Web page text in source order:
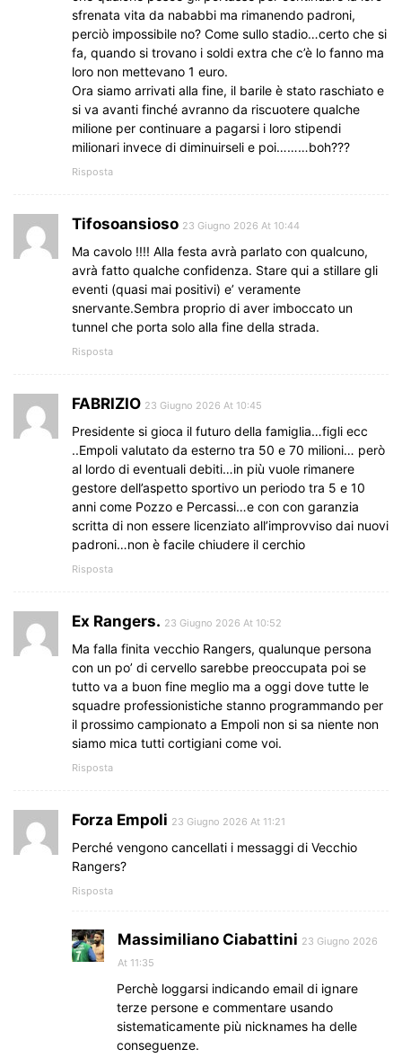
sfrenata vita da nababbi ma rimanendo padroni,
perciò impossibile no? Come sullo stadio…certo che si
fa, quando si trovano i soldi extra che c’è lo fanno ma
loro non mettevano 1 euro.
Ora siamo arrivati alla fine, il barile è stato raschiato e
si va avanti finché avranno da riscuotere qualche
milione per continuare a pagarsi i loro stipendi
milionari invece di diminuirseli e poi………boh???
Risposta
Tifosoansioso 23 Giugno 2026 At 10:44
Ma cavolo !!!! Alla festa avrà parlato con qualcuno,
avrà fatto qualche confidenza. Stare qui a stillare gli
eventi (quasi mai positivi) e’ veramente
snervante.Sembra proprio di aver imboccato un
tunnel che porta solo alla fine della strada.
Risposta
FABRIZIO 23 Giugno 2026 At 10:45
Presidente si gioca il futuro della famiglia…figli ecc
..Empoli valutato da esterno tra 50 e 70 milioni… però
al lordo di eventuali debiti…in più vuole rimanere
gestore dell’aspetto sportivo un periodo tra 5 e 10
anni come Pozzo e Percassi…e con con garanzia
scritta di non essere licenziato all’improvviso dai nuovi
padroni…non è facile chiudere il cerchio
Risposta
Ex Rangers. 23 Giugno 2026 At 10:52
Ma falla finita vecchio Rangers, qualunque persona
con un po’ di cervello sarebbe preoccupata poi se
tutto va a buon fine meglio ma a oggi dove tutte le
squadre professionistiche stanno programmando per
il prossimo campionato a Empoli non si sa niente non
siamo mica tutti cortigiani come voi.
Risposta
Forza Empoli 23 Giugno 2026 At 11:21
Perché vengono cancellati i messaggi di Vecchio
Rangers?
Risposta
Massimiliano Ciabattini 23 Giugno 2026
At 11:35
Perchè loggarsi indicando email di ignare
terze persone e commentare usando
sistematicamente più nicknames ha delle
conseguenze.